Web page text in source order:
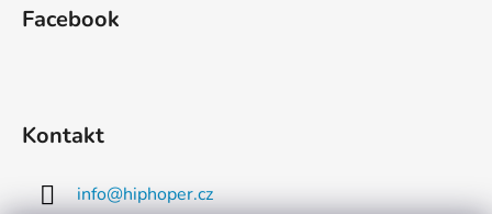
Facebook
Kontakt
info@hiphoper.cz